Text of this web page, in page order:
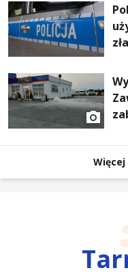
Więcej